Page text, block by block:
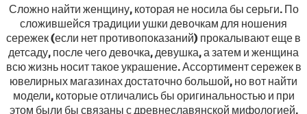
Сложно найти женщину, которая не носила бы серьги. По
сложившейся традиции ушки девочкам для ношения
сережек (если нет противопоказаний) прокалывают еще в
детсаду, после чего девочка, девушка, а затем и женщина
всю жизнь носит такое украшение. Ассортимент сережек в
ювелирных магазинах достаточно большой, но вот найти
модели, которые отличались бы оригинальностью и при
этом были бы связаны с древнеславянской мифологией,